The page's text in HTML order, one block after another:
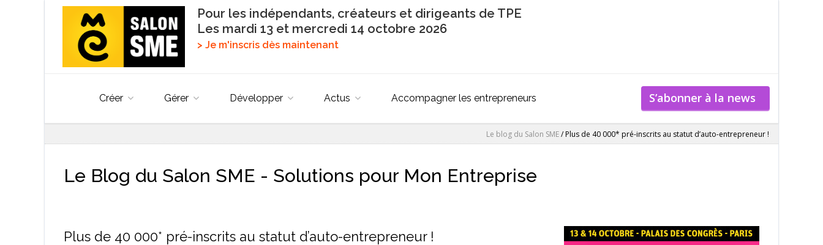
Pour les indépendants, créateurs et dirigeants de TPE
Les mardi 13 et mercredi 14 octobre 2026
> Je m'inscris dès maintenant
Créer Gérer Développer Actus Accompagner les entrepreneurs S’abonner à la news
Le blog du Salon SME/Plus de 40 000* pré-inscrits au statut d’auto-entrepreneur !
Le Blog du Salon SME - Solutions pour Mon Entreprise
Plus de 40 000* pré-inscrits au statut d’auto-entrepreneur !